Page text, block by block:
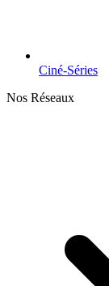
Ciné-Séries
Nos Réseaux